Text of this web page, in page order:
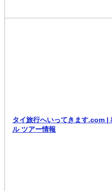
タイ旅行へいってきます.com |
ル ツアー情報